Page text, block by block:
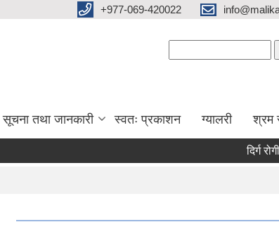
+977-069-420022
सूचना तथा जानकारी स्वतः प्रकाशन ग्यालरी श्रम
दिर्ग रोगी